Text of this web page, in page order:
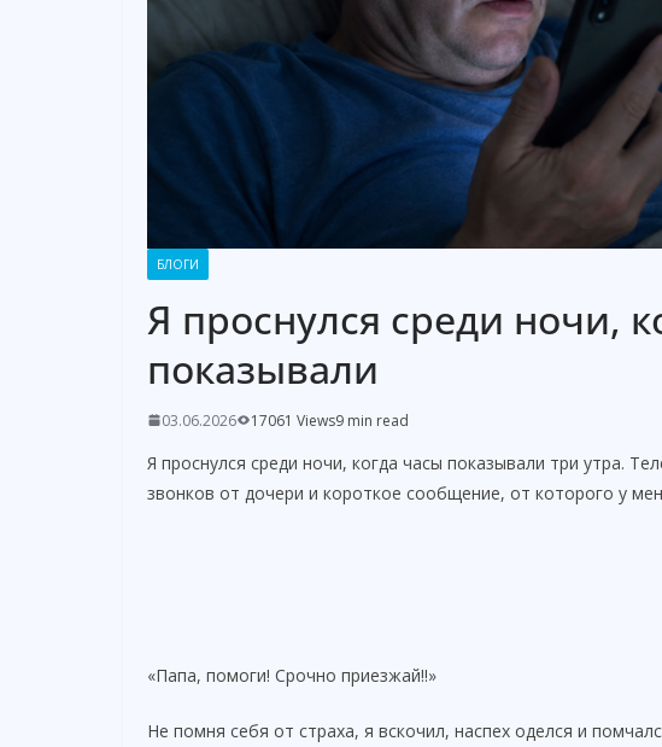
БЛОГИ
Я проснулся среди ночи,
показывали
03.06.2026 17061 Views9 min read
Я проснулся среди ночи, когда часы показывали три утра.
звонков от дочери и короткое сообщение, от которого у
«Папа, помоги! Срочно приезжай!!»
Не помня себя от страха, я вскочил, наспех оделся и